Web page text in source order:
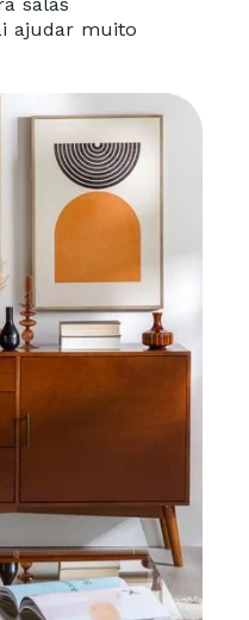
ajudar muito